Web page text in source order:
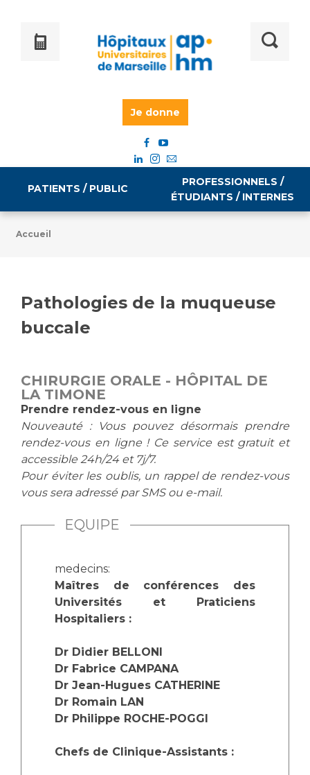
Je donne
PATIENTS / PUBLIC
Tarifs
Vous accompagnez, vous rendez visite à un patient
à réaliser
Vous avez une analyse à réaliser
Vous venez en consultation
myaphm, votre espace santé en ligne
Infos COVID-19
Laïcité et cultes
Les associations
Livret d'accueil
Salon des familles
Transports sanitaires
Vos droits, vos devoirs
Handicap
Handi 13
PROFESSIONNELS /
ÉTUDIANTS / INTERNES
Emploi / formation
Emplois médicaux
Espace Formation
Étudiants hospitaliers
Emplois techniques et médico-techniques
Emplois divers
Emplois socio-éducatifs
Statuts
Stages paramédicaux
Chercheurs
La recherche clinique à l'AP-HM
Les structures de recherche
Écoles et Instituts de Formation
Accueil
Pathologies de la muqueuse
buccale
CHIRURGIE ORALE - HÔPITAL DE
LA TIMONE
Prendre rendez-vous en ligne
Nouveauté : Vous pouvez désormais prendre
rendez-vous en ligne ! Ce service est gratuit et
accessible 24h/24 et 7j/7.
Pour éviter les oublis, un rappel de rendez-vous
vous sera adressé par SMS ou e-mail.
EQUIPE
medecins:
Maîtres de conférences des
Universités et Praticiens
Hospitaliers :
Dr Didier BELLONI
Dr Fabrice CAMPANA
Dr Jean-Hugues CATHERINE
Dr Romain LAN
Dr Philippe ROCHE-POGGI
Chefs de Clinique-Assistants :